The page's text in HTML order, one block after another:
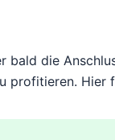
bald die
profitieren. Hier